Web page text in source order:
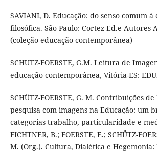
SAVIANI, D. Educação: do senso comum à
filosófica. São Paulo: Cortez Ed.e Autores
(coleção educação contemporânea)
SCHUTZ-FOERSTE, G.M. Leitura de
educação contemporânea, Vitória-ES:
SCHÜTZ-FOERSTE, G. M. Contribuições
pesquisa com imagens na Educação: um
categorias trabalho, particularidade e
FICHTNER, B.; FOERSTE, E.; SCHÜTZ-
M. (Org.). Cultura, Dialética e Hegemonia: